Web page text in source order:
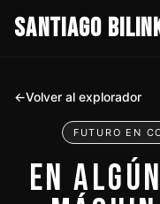
SANTIAGO
←Volver al explorador
FUTURO EN
EN